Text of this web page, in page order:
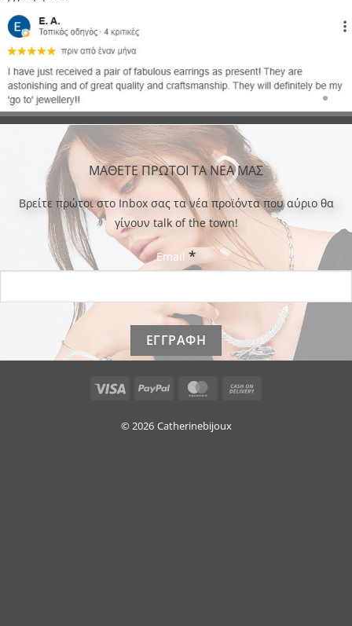
ΜΑΘΕΤΕ ΠΡΩΤΟΙ ΤΑ ΝΕΑ ΜΑΣ
Bρείτε πρώτοι στο Inbox σας τα νέα προϊόντα που αύριο θα
γίνουν talk of the town!
Email *
Visa PayPal MasterCard
Cash
On
© 2026 Catherinebijoux